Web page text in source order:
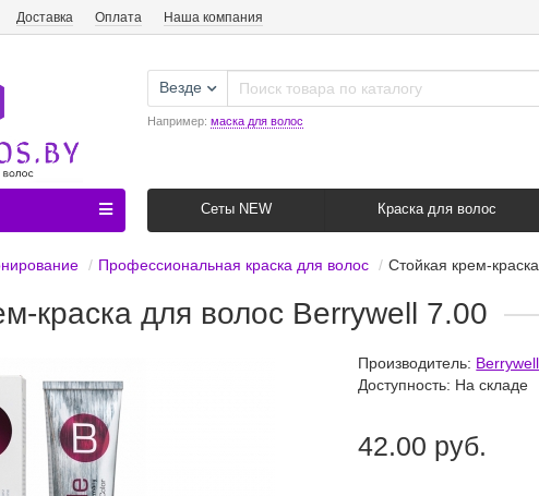
Доставка Оплата Наша компания
Везде
Например: маска для волос
Сеты NEW Краска для волос
Профессиональная краска для волос Стойкая крем-
краска для волос Berrywell 7.00
Производитель:
Доступность: На складе
42.00 руб.